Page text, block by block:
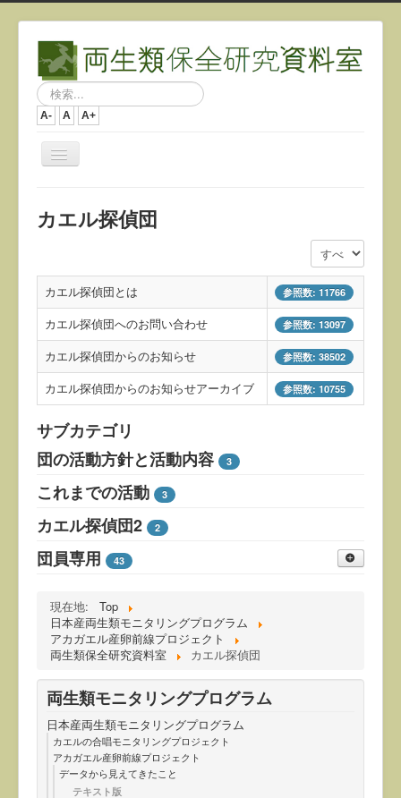
検
索...
A- A A+
ナ
ビ
シ
切
り
替
え
カエル探偵団
表示数
カエル探偵団とは 参照数: 11766
カエル探偵団へのお問い合わせ 参照数: 13097
カエル探偵団からのお知らせ 参照数: 38502
カエル探偵団からのお知らせアーカイブ 参照数: 10755
サブカテゴリ
団の活動方針と活動内容
3
これまでの活動 3
カエル探偵団2 2
団員専用 43
現在地:
Top
日本産両生類モニタリングプログラム
アカガエル産卵前線プロジェクト
両生類保全研究資料室
カエル探偵団
両生類モニタリングプログラム
日本産両生類モニタリングプログラム
カエルの合唱モニタリングプロジェクト
アカガエル産卵前線プロジェクト
データから見えてきたこと
テキスト版